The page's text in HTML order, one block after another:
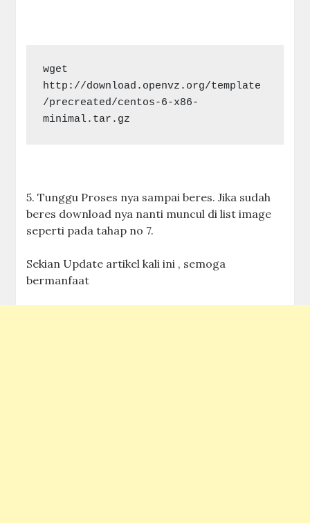
wget
http://download.openvz.org/template
/precreated/centos-6-x86-
minimal.tar.gz
5. Tunggu Proses nya sampai beres. Jika sudah
beres download nya nanti muncul di list image
seperti pada tahap no 7.
Sekian Update artikel kali ini , semoga
bermanfaat